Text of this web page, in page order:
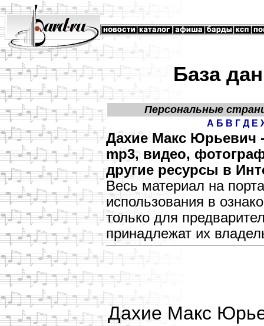
База
Персональные
А Б В Г Д Е
Дахие Макс Юрьевич
mp3, видео,
другие ресурсы в
Весь материал на
использования в
только для
принадлежат их
Дахие Макс